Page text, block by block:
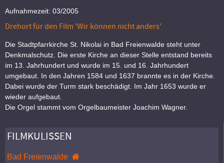
Aufnahmezeit: 03/2005
Drehort für den Film 'Wir können nicht anders'
Die Stadtpfarrkirche St. Nikolai in Bad Freienwalde steht unter
Denkmalschutz. Die erste Kirche an dieser Stelle entstand bereits
im 13. Jahrhundert und wurde im 15. und 16. Jahrhundert
umgebaut. In den Jahren 1584 und 1637 brannte es in der Kirche.
Dabei wurde der Turm stark beschädigt. Im Jahr 1653 wurde er
wieder aufgebaut.
Die Orgel stammt vom Orgelbaumeister Joachim Wagner.
FILMKULISSEN
Bad Freienwalde